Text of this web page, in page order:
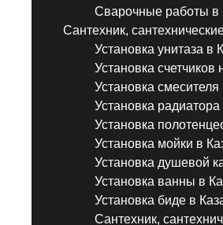
Сварочные работы в
Сантехник,
Установка унитаза в
Установка счетчиков
Установка смесителя
Установка радиатора
Установка
Установка мойки в
Установка душевой
Установка ванны в
Установка биде в
Сантехник,